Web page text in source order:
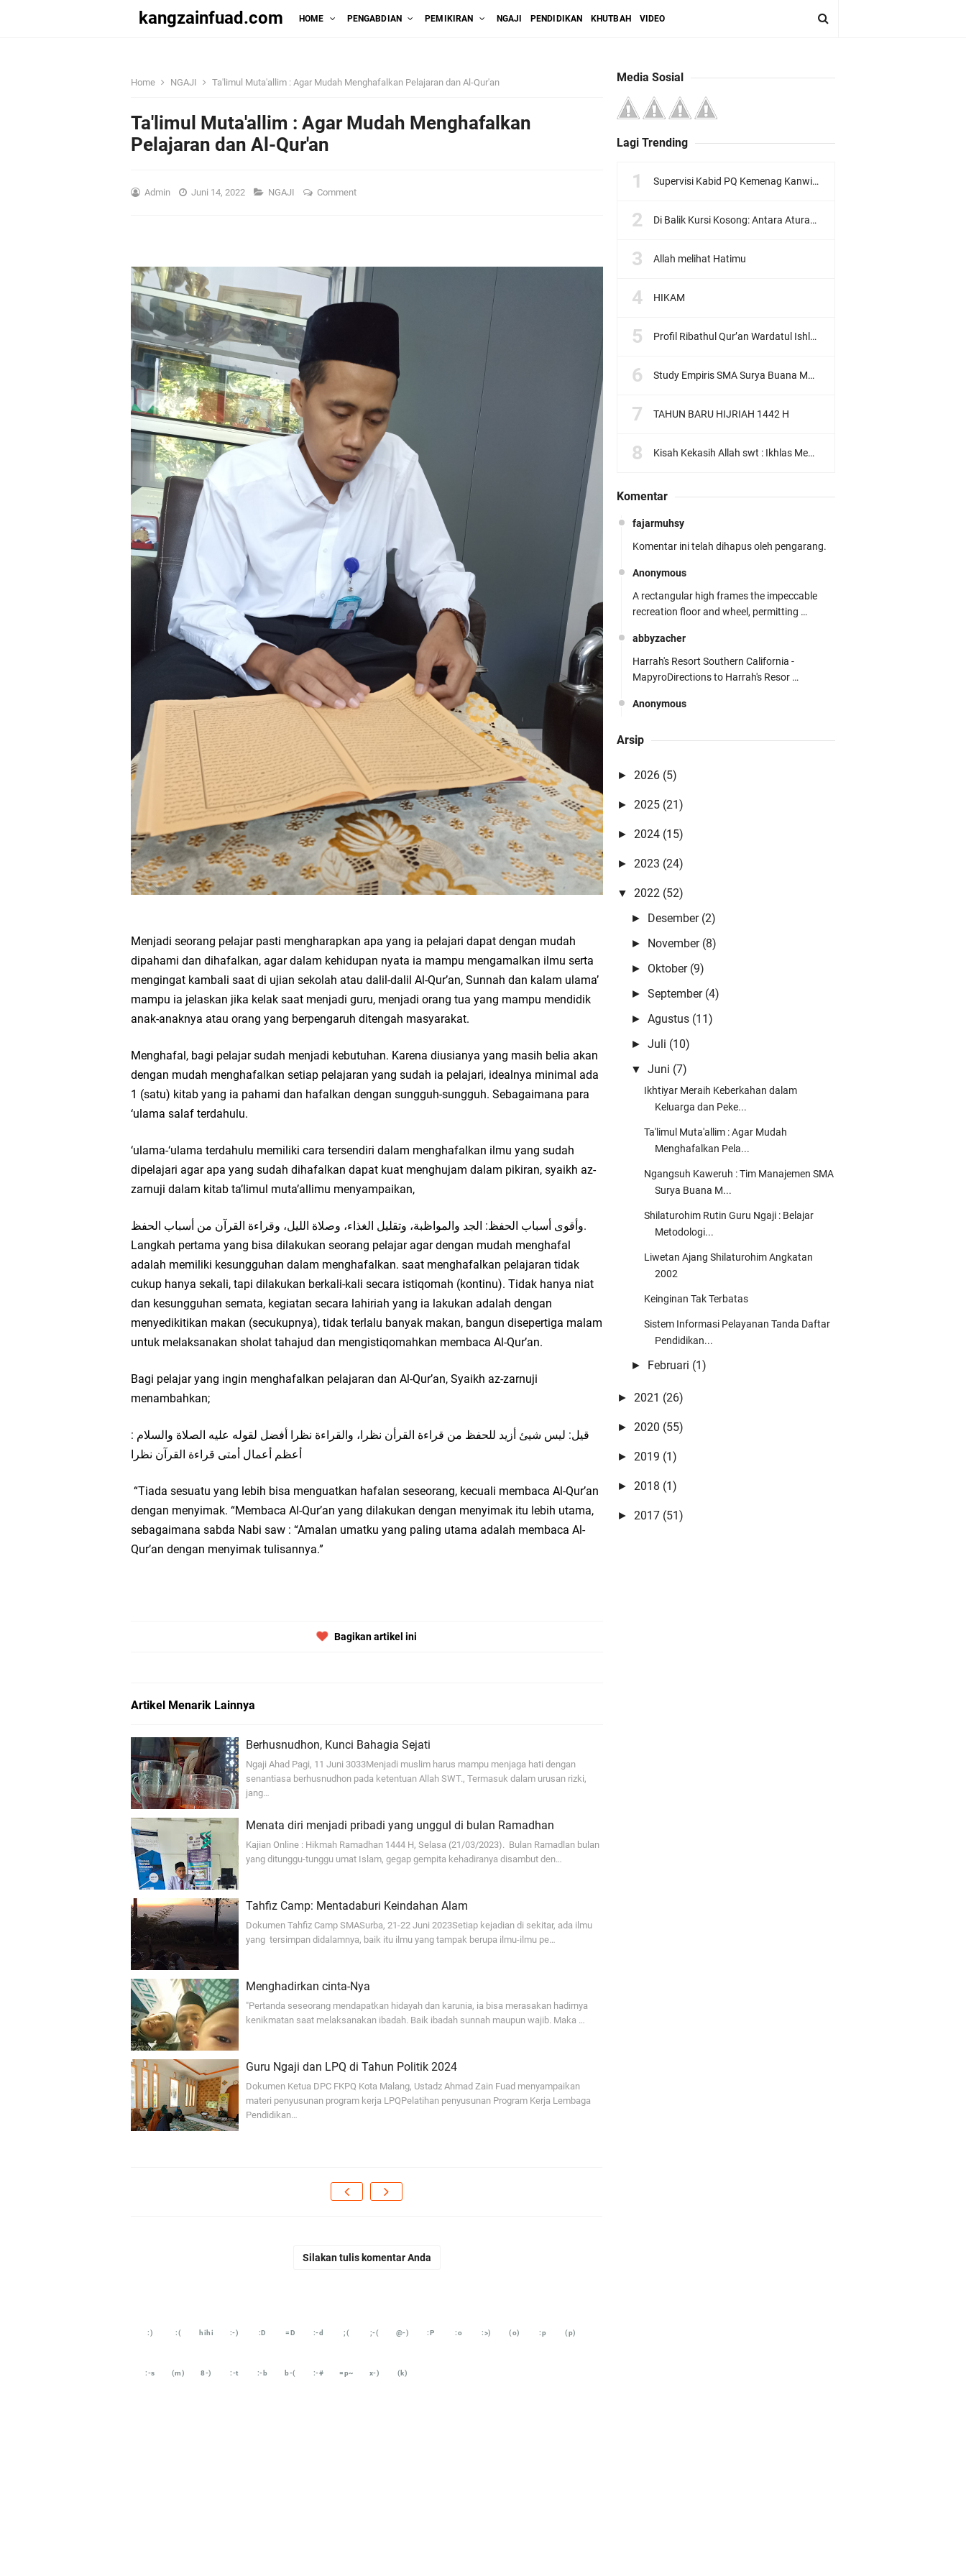
kangzainfuad.com HOME PENGABDIAN PEMIKIRAN NGAJI PENDIDIKAN KHUTBAH VIDEO
Home NGAJI Ta'limul Muta'allim : Agar Mudah Menghafalkan Pelajaran dan Al-Qur'an
Ta'limul Muta'allim : Agar Mudah Menghafalkan
Pelajaran dan Al-Qur'an
Admin Juni 14, 2022 NGAJI Comment
Menjadi seorang pelajar pasti mengharapkan apa yang ia pelajari dapat dengan mudah
dipahami dan dihafalkan, agar dalam kehidupan nyata ia mampu mengamalkan ilmu serta
mengingat kambali saat di ujian sekolah atau dalil-dalil Al-Qur’an, Sunnah dan kalam ulama’
mampu ia jelaskan jika kelak saat menjadi guru, menjadi orang tua yang mampu mendidik
anak-anaknya atau orang yang berpengaruh ditengah masyarakat.
Menghafal, bagi pelajar sudah menjadi kebutuhan. Karena diusianya yang masih belia akan
dengan mudah menghafalkan setiap pelajaran yang sudah ia pelajari, idealnya minimal ada
1 (satu) kitab yang ia pahami dan hafalkan dengan sungguh-sungguh. Sebagaimana para
‘ulama salaf terdahulu.
‘ulama-‘ulama terdahulu memiliki cara tersendiri dalam menghafalkan ilmu yang sudah
dipelajari agar apa yang sudah dihafalkan dapat kuat menghujam dalam pikiran, syaikh az-
zarnuji dalam kitab ta’limul muta’allimu menyampaikan,
وأقوى أسباب الحفظ: الجد والمواظبة، وتقليل الغذاء، وصلاة الليل، وقراءة القرآن من أسباب الحفظ.
Langkah pertama yang bisa dilakukan seorang pelajar agar dengan mudah menghafal
adalah memiliki kesungguhan dalam menghafalkan. saat menghafalkan pelajaran tidak
cukup hanya sekali, tapi dilakukan berkali-kali secara istiqomah (kontinu). Tidak hanya niat
dan kesungguhan semata, kegiatan secara lahiriah yang ia lakukan adalah dengan
menyedikitikan makan (secukupnya), tidak terlalu banyak makan, bangun disepertiga malam
untuk melaksanakan sholat tahajud dan mengistiqomahkan membaca Al-Qur’an.
Bagi pelajar yang ingin menghafalkan pelajaran dan Al-Qur’an, Syaikh az-zarnuji
menambahkan;
قيل: ليس شيئ أزيد للحفظ من قراءة القرأن نظرا، والقراءة نظرا أفضل لقوله عليه الصلاة والسلام :
أعظم أعمال أمتى قراءة القرآن نظرا
“Tiada sesuatu yang lebih bisa menguatkan hafalan seseorang, kecuali membaca Al-Qur’an
dengan menyimak. “Membaca Al-Qur’an yang dilakukan dengan menyimak itu lebih utama,
sebagaimana sabda Nabi saw : “Amalan umatku yang paling utama adalah membaca Al-
Qur’an dengan menyimak tulisannya.”
Bagikan artikel ini
Artikel Menarik Lainnya
Berhusnudhon, Kunci Bahagia Sejati
Ngaji Ahad Pagi, 11 Juni 3033Menjadi muslim harus mampu menjaga hati dengan
senantiasa berhusnudhon pada ketentuan Allah SWT., Termasuk dalam urusan rizki,
jang…
Menata diri menjadi pribadi yang unggul di bulan Ramadhan
Kajian Online : Hikmah Ramadhan 1444 H, Selasa (21/03/2023). Bulan Ramadlan bulan
yang ditunggu-tunggu umat Islam, gegap gempita kehadiranya disambut den…
Tahfiz Camp: Mentadaburi Keindahan Alam
Dokumen Tahfiz Camp SMASurba, 21-22 Juni 2023Setiap kejadian di sekitar, ada ilmu
yang tersimpan didalamnya, baik itu ilmu yang tampak berupa ilmu-ilmu pe…
Menghadirkan cinta-Nya
"Pertanda seseorang mendapatkan hidayah dan karunia, ia bisa merasakan hadirnya
kenikmatan saat melaksanakan ibadah. Baik ibadah sunnah maupun wajib. Maka …
Guru Ngaji dan LPQ di Tahun Politik 2024
Dokumen Ketua DPC FKPQ Kota Malang, Ustadz Ahmad Zain Fuad menyampaikan
materi penyusunan program kerja LPQPelatihan penyusunan Program Kerja Lembaga
Pendidikan…
Silakan tulis komentar Anda
:) :( hihi :-) :D =D :-d ;( ;-( @-) :P :o :>) (o) :p (p)
:-s (m) 8-) :-t :-b b-( :-# =p~ x-) (k)
Media Sosial
Lagi Trending
Supervisi Kabid PQ Kemenag Kanwil Jawa Timur Ke LPQ Wardatul Ishlah
Di Balik Kursi Kosong: Antara Aturan Sekolah dan Hati Seorang Murid
Allah melihat Hatimu
HIKAM
Profil Ribathul Qur’an Wardatul Ishlah : Menumbuhkan Generasi Qur’ani yang Berkarakter dan Berdaya Guna
Study Empiris SMA Surya Buana Malang 2026: Penguatan Pembelajaran Aktif dan Menyenangkan
TAHUN BARU HIJRIAH 1442 H
Kisah Kekasih Allah swt : Ikhlas Menurut Sahl Bin Abdullah At-Tustari
Komentar
fajarmuhsy
Komentar ini telah dihapus oleh pengarang.
Anonymous
A rectangular high frames the impeccable
recreation floor and wheel, permitting …
abbyzacher
Harrah's Resort Southern California -
MapyroDirections to Harrah's Resor …
Anonymous
VrVideoLCCYoutube vr youtube downloader
Anonymous
Best Online Betting Promos 2021 | Betting
Maqomnya sudah tingkat cinta ustadz 😊
Anonymous
bagi yang ayah bundanya sudah tiada, nisan
sebagai pengingat bahwa kita mempunya …
Anonymous
😍😍😍
Admin
Pangestune kang...mugi-mugi istiqomah
Amiiin Yaa Robbal 'Alamiin mugi-mugi kito
Mbah Blankon
Semoga masih banyak ulama2 santun yg
menyejukkan umat yg akan mengawal dan
Zaelani Yusuf
Arsip
►2026 (5)
►2025 (21)
►2024 (15)
►2023 (24)
▼ 2022 (52)
► Desember (2)
► November (8)
► Oktober (9)
►September (4)
►Agustus (11)
►Juli (10)
▼ Juni (7)
Ikhtiyar Meraih Keberkahan dalam
Keluarga dan Peke...
Ta'limul Muta'allim : Agar Mudah
Menghafalkan Pela...
Ngangsuh Kaweruh : Tim Manajemen SMA
Surya Buana M...
Shilaturohim Rutin Guru Ngaji : Belajar
Metodologi...
Liwetan Ajang Shilaturohim Angkatan
2002
Keinginan Tak Terbatas
Sistem Informasi Pelayanan Tanda Daftar
Pendidikan...
► Februari (1)
►2021 (26)
►2020 (55)
►2019 (1)
►2018 (1)
►2017 (51)